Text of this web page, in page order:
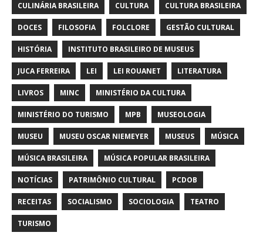
CULINÁRIA BRASILEIRA CULTURA CULTURA BRASILEIRA
DOCES FILOSOFIA FOLCLORE GESTÃO CULTURAL
HISTÓRIA INSTITUTO BRASILEIRO DE MUSEUS
JUCA FERREIRA LEI LEI ROUANET LITERATURA
LIVROS MINC MINISTÉRIO DA CULTURA
MINISTÉRIO DO TURISMO MPB MUSEOLOGIA
MUSEU MUSEU OSCAR NIEMEYER MUSEUS MÚSICA
MÚSICA BRASILEIRA MÚSICA POPULAR BRASILEIRA
NOTÍCIAS PATRIMÔNIO CULTURAL PCDOB
RECEITAS SOCIALISMO SOCIOLOGIA TEATRO
TURISMO